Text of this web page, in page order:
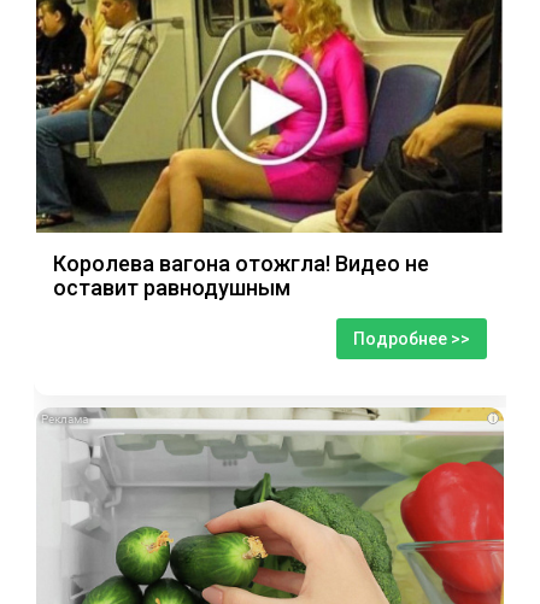
Королева вагона отожгла! Видео не
оставит равнодушным
Подробнее >>
i